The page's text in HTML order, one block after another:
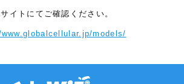
イトにてご確認ください。
models/